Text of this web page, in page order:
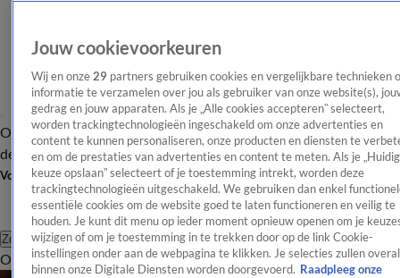
OverzichtAfleveringen Entertainment TV Algemeen
Tip
de redactieNieuwsbrief
Volg Shownieuws
Zoeken
OverzichtEntertainmentSpraakmakendRealityCrimeVideo's
Jouw cookievoorkeuren
Wij en onze 29 partners gebruiken cookies en vergelijkbare technieken
informatie te verzamelen over jou als gebruiker van onze website(s),
gedrag en jouw apparaten. Als je „Alle cookies accepteren” selecteert,
worden trackingtechnologieën ingeschakeld om onze advertenties en
content te kunnen personaliseren, onze producten en diensten te
en om de prestaties van advertenties en content te meten. Als je
keuze opslaan” selecteert of je toestemming intrekt, worden deze
trackingtechnologieën uitgeschakeld. We gebruiken dan enkel
essentiële cookies om de website goed te laten functioneren en veilig te
houden. Je kunt dit menu op ieder moment opnieuw openen om je
wijzigen of om je toestemming in te trekken door op de link Cookie-
instellingen onder aan de webpagina te klikken. Je selecties zullen overal
binnen onze Digitale Diensten worden doorgevoerd. Raadpleeg onze